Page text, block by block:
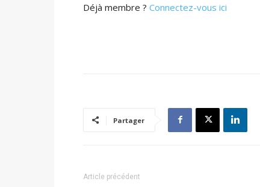
Déjà membre ? Connectez-vous ici
Partager
Article précédent